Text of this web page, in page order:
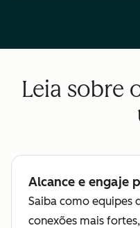
Leia sobre
Alcance e engaje
Saiba como equipes
conexões mais